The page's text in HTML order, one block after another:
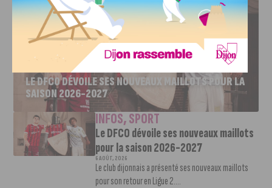
LE DFCO DÉVOILE SES NOUVEAUX MAILLOTS POUR LA
SAISON 2026-2027
INFOS,SPORT
Le DFCO dévoile ses nouveaux maillots
pour la saison 2026-2027
6 AOÛT, 2026
Le club dijonnais a présenté ses nouveaux maillots
pour son retour en Ligue 2....